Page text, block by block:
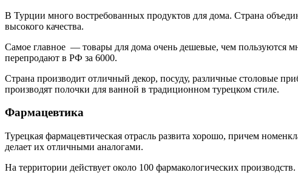
В Турции много востребованных продуктов для дома. Страна
высокого качества.
Самое главное — товары для дома очень дешевые, чем пользуются
перепродают в РФ за 6000.
Страна производит отличный декор, посуду, различные столовые
производят полочки для ванной в традиционном турецком стиле.
Фармацевтика
Турецкая фармацевтическая отрасль развита хорошо, причем
делает их отличными аналогами.
На территории действует около 100 фармакологических